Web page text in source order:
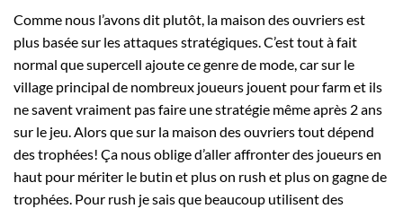
Comme nous l’avons dit plutôt, la maison des ouvriers est
plus basée sur les attaques stratégiques. C’est tout à fait
normal que supercell ajoute ce genre de mode, car sur le
village principal de nombreux joueurs jouent pour farm et ils
ne savent vraiment pas faire une stratégie même après 2 ans
sur le jeu. Alors que sur la maison des ouvriers tout dépend
des trophées! Ça nous oblige d’aller affronter des joueurs en
haut pour mériter le butin et plus on rush et plus on gagne de
trophées. Pour rush je sais que beaucoup utilisent des